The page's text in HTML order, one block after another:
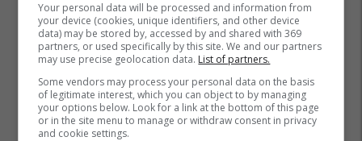
Your personal data will be processed and information from
your device (cookies, unique identifiers, and other device
data) may be stored by, accessed by and shared with 369
partners, or used specifically by this site. We and our partners
may use precise geolocation data. List of partners.
Some vendors may process your personal data on the basis
of legitimate interest, which you can object to by managing
your options below. Look for a link at the bottom of this page
or in the site menu to manage or withdraw consent in privacy
and cookie settings.